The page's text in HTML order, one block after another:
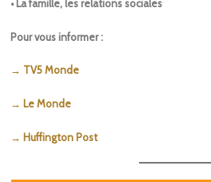
• La famille, les relations sociales
Pour vous informer :
→ TV5 Monde
→ Le Monde
→ Huffington Post